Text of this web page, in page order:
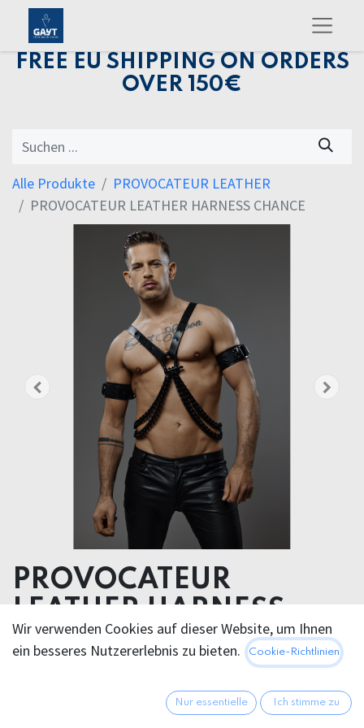
FREE EU SHIPPING ON ORDERS
OVER 150€
Alle Produkte
PROVOCATEUR LEATHER
PROVOCATEUR LEATHER HARNESS CHANCE
PROVOCATEUR
LEATHER HARNESS
CHANCE
piece for the bold and the badasses
Wir verwenden Cookies auf dieser Website, um Ihnen
ein besseres Nutzererlebnis zu bieten.
Cookie-Richtlinien
Nur essentielle Ich stimme zu